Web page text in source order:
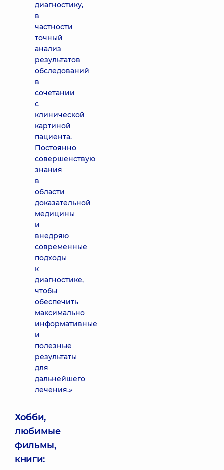
диагностику,
в
частности
точный
анализ
результатов
обследований
в
сочетании
с
клинической
картиной
пациента.
Постоянно
совершенствую
знания
в
области
доказательной
медицины
и
внедряю
современные
подходы
к
диагностике,
чтобы
обеспечить
максимально
информативные
и
полезные
результаты
для
дальнейшего
лечения.»
Хобби,
любимые
фильмы,
книги: